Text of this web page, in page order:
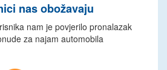
nas obožavaju
nam je povjerilo pronalazak
za najam automobila